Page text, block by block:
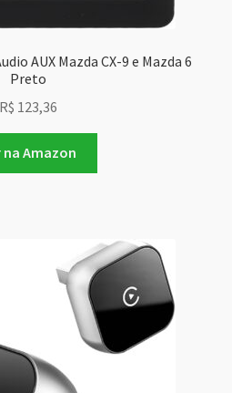
AUX Mazda CX-9 e Mazda 6
Preto
R$ 123,36
na Amazon